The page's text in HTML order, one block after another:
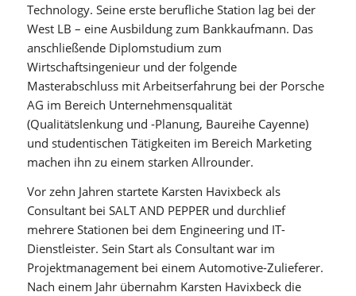
Technology. Seine erste berufliche Station lag bei der
West LB – eine Ausbildung zum Bankkaufmann. Das
anschließende Diplomstudium zum
Wirtschaftsingenieur und der folgende
Masterabschluss mit Arbeitserfahrung bei der Porsche
AG im Bereich Unternehmensqualität
(Qualitätslenkung und -Planung, Baureihe Cayenne)
und studentischen Tätigkeiten im Bereich Marketing
machen ihn zu einem starken Allrounder.
Vor zehn Jahren startete Karsten Havixbeck als
Consultant bei SALT AND PEPPER und durchlief
mehrere Stationen bei dem Engineering und IT-
Dienstleister. Sein Start als Consultant war im
Projektmanagement bei einem Automotive-Zulieferer.
Nach einem Jahr übernahm Karsten Havixbeck die